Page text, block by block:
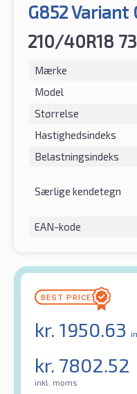
G852 Variant
210/40R18
Mærke
Model
Størrelse
Hastighedsindeks
Belastningsindeks
Særlige kendetegn
EAN-kode
kr. 1950.63
kr. 7802.52
inkl. moms